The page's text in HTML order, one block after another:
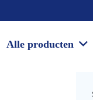
Alle producten